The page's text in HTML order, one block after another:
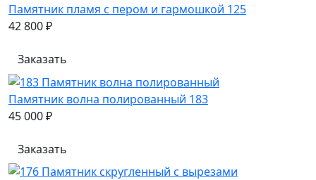
Памятник пламя с пером и гармошкой 125
42 800 ₽
Заказать
Памятник волна полированный 183
45 000 ₽
Заказать